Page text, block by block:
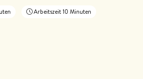
Arbeitszeit 10 Minuten